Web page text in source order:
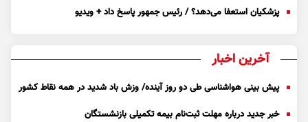
پزشکیان استعفا می‌دهد؟ / رئیس جمهور پاسخ داد + ویدیو
آخرین اخبار
پیش بینی هواشناسی طی دو روز آینده/ وزش باد شدید در همه نقاط کشور
خبر جدید درباره مهلت ثبت‌نام بیمه تکمیلی بازنشستگان